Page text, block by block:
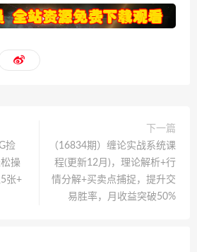
捡
操
张+
下一篇
（16834期）缠论实战系统课
程(更新12月)，理论解析+行
情分解+买卖点捕捉，提升交
易胜率，月收益突破50%